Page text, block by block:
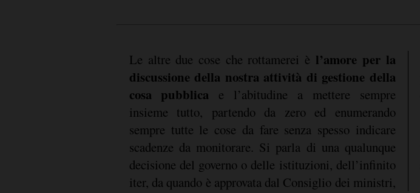
Le altre due cose che rottamerei è l’amore per la
discussione della nostra attività di gestione della
cosa pubblica e l’abitudine a mettere sempre
insieme tutto, partendo da zero ed enumerando
sempre tutte le cose da fare senza spesso indicare
scadenze da monitorare. Si parla di una qualunque
decisione del governo o delle istituzioni, dell’infinito
iter, da quando è approvata dal Consiglio dei ministri,
difficile da cambiare anche perché un nuovo problema
allontana e ritarda quello di cui si stava discutendo